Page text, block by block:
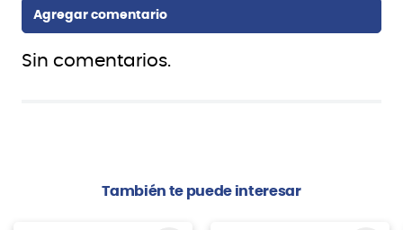
Sin comentarios.
También te puede interesar